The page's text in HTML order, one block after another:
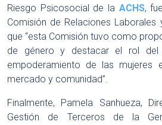
Riesgo Psicosocial de la ACHS,
Comisión de Relaciones
que “esta Comisión tuvo como
de género y destacar el rol
empoderamiento de las mujeres
mercado y comunidad”.
Finalmente, Pamela Sanhueza,
Gestión de Terceros de la